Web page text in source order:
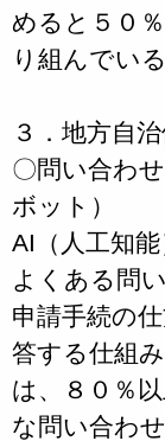
めると５０
り組んでいる
３．地方自
〇問い合わ
ボット）
AI（人工知
よくある問
申請手続の
答する仕組
は、８０％
な問い合わ